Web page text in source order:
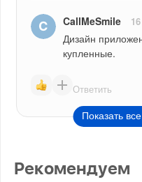
CallMeSmile
Дизайн
купленные.
Ответить
Показать
Рекомендуем